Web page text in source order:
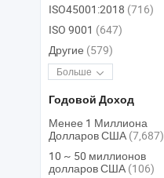
ISO45001:2018 (716)
ISO 9001 (647)
Другие (579)
Больше
Годовой Доход
Менее 1 Миллиона
Долларов США (7,687)
10 ~ 50 миллионов
долларов США (106)